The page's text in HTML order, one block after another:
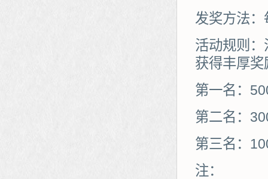
发奖方法：
活动规则
获得丰厚
第一名：
第二名：
第三名：
注：